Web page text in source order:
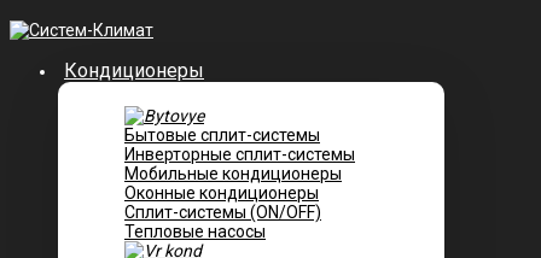
Кондиционеры
Бытовые сплит-системы
Инверторные сплит-системы
Мобильные кондиционеры
Оконные кондиционеры
Сплит-системы (ON/OFF)
Тепловые насосы